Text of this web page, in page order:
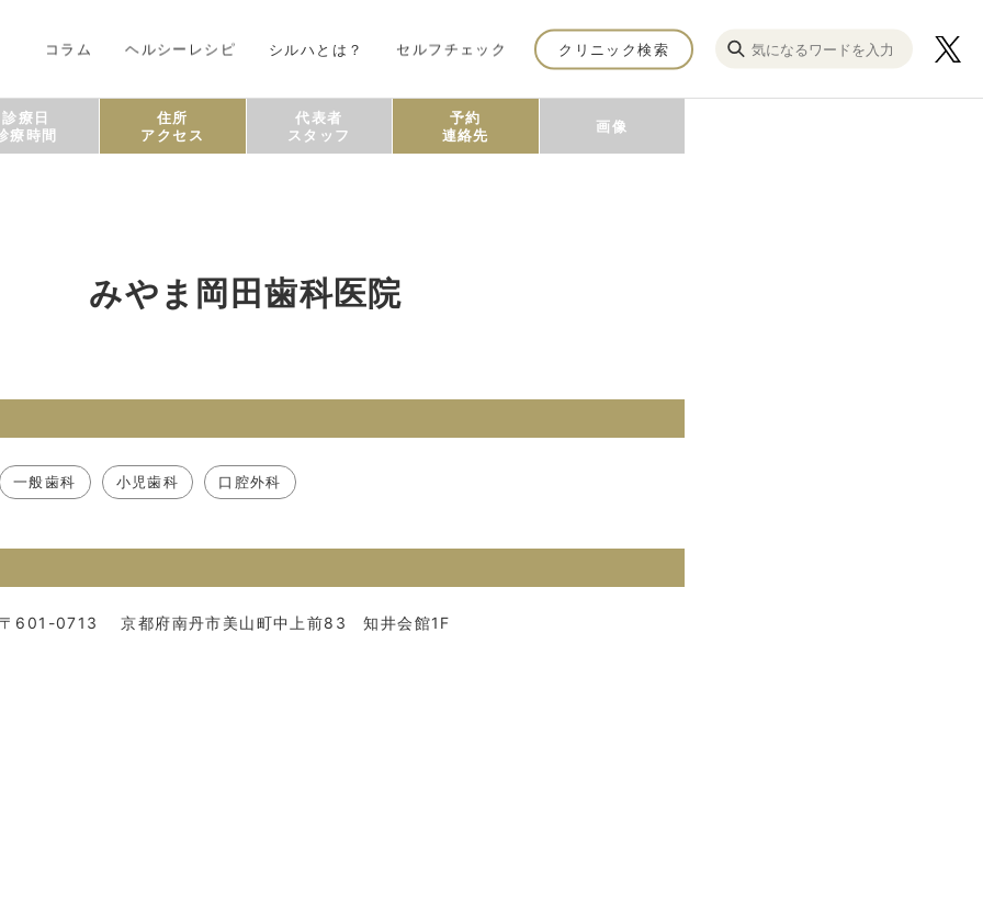
コラム ヘルシーレシピ シルハとは？ セルフチェック クリニック検索
診療日
療時間
住所
アクセス
代表者
スタッフ
予約
連絡先
画像
みやま岡田歯科医院
一般歯科 小児歯科 口腔外科
〒601-0713 京都府南丹市美山町中上前83 知井会館1F